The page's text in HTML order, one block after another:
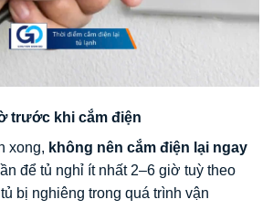
trước khi cắm điện
xong, không nên cắm điện lại ngay
để tủ nghỉ ít nhất 2–6 giờ tuỳ theo
bị nghiêng trong quá trình vận